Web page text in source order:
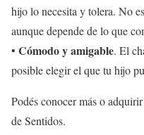
hijo lo necesita y tolera. No
aunque depende de lo que
• Cómodo y amigable. El
posible elegir el que tu hijo
Podés conocer más o
de Sentidos.